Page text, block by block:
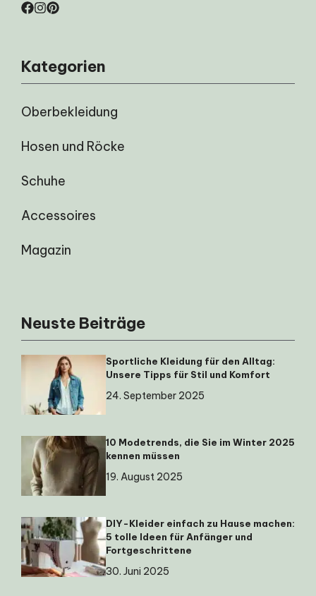
Kategorien
Oberbekleidung
Hosen und Röcke
Schuhe
Accessoires
Magazin
Neuste Beiträge
Sportliche Kleidung für den Alltag:
Unsere Tipps für Stil und Komfort
24. September 2025
10 Modetrends, die Sie im Winter 2025
kennen müssen
19. August 2025
DIY-Kleider einfach zu Hause machen:
5 tolle Ideen für Anfänger und
Fortgeschrittene
30. Juni 2025